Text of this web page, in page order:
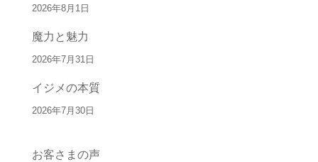
2026年8月1日
魔力と魅力
2026年7月31日
イジメの本質
2026年7月30日
お客さまの声